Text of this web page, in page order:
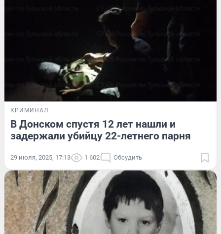
КРИМИНАЛ
В Донском спустя 12 лет нашли и
задержали убийцу 22-летнего парня
29 июля, 2025, 17:13 1 602 Обсудить